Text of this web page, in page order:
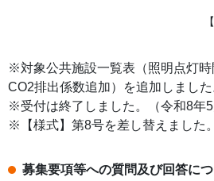
※対象公共施設一覧表（照明点灯時
CO2排出係数追加）を追加しました
※受付は終了しました。（令和8年5
※【様式】第8号を差し替えました
募集要項等への質問及び回答に